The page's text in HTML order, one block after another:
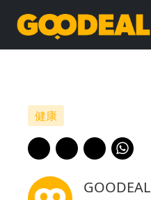
人
體
健康
GOODEAL